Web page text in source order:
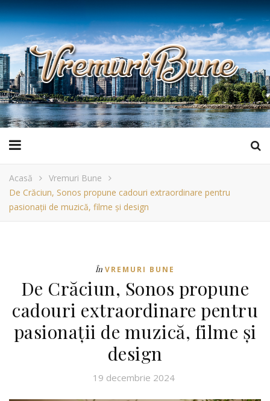
Acasă
Vremuri Bune
De Crăciun, Sonos propune cadouri extraordinare pentru
pasionații de muzică, filme și design
În VREMURI BUNE
De Crăciun, Sonos propune
cadouri extraordinare pentru
pasionații de muzică, filme și
design
19 decembrie 2024